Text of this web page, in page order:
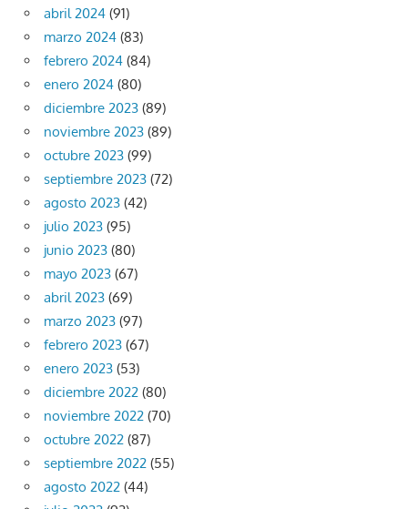
abril 2024 (91)
marzo 2024 (83)
febrero 2024 (84)
enero 2024 (80)
diciembre 2023 (89)
noviembre 2023 (89)
octubre 2023 (99)
septiembre 2023 (72)
agosto 2023 (42)
julio 2023 (95)
junio 2023 (80)
mayo 2023 (67)
abril 2023 (69)
marzo 2023 (97)
febrero 2023 (67)
enero 2023 (53)
diciembre 2022 (80)
noviembre 2022 (70)
octubre 2022 (87)
septiembre 2022 (55)
agosto 2022 (44)